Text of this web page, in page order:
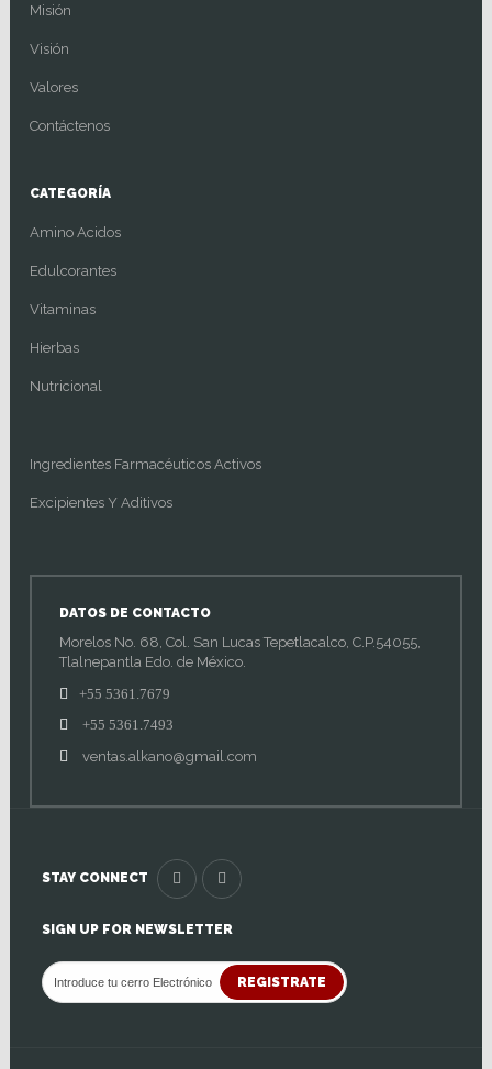
Misión
Visión
Valores
Contáctenos
CATEGORÍA
Amino Acidos
Edulcorantes
Vitaminas
Hierbas
Nutricional
Ingredientes Farmacéuticos Activos
Excipientes Y Aditivos
DATOS DE CONTACTO
Morelos No. 68, Col. San Lucas Tepetlacalco, C.P.54055,
Tlalnepantla Edo. de México.
+55 5361.7679
+55 5361.7493
ventas.alkano@gmail.com
STAY CONNECT
SIGN UP FOR NEWSLETTER
REGISTRATE